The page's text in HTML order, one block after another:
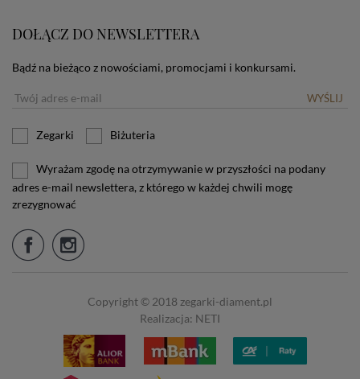
DOŁĄCZ DO NEWSLETTERA
Bądź na bieżąco z nowościami, promocjami i konkursami.
WYŚLIJ
Zegarki Biżuteria
Wyrażam zgodę na otrzymywanie w przyszłości na podany
adres e-mail newslettera, z którego w każdej chwili mogę
zrezygnować
Copyright © 2018 zegarki-diament.pl
Realizacja: NETI